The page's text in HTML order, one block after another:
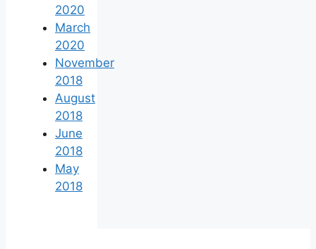
2020
March
2020
November
2018
August
2018
June
2018
May
2018